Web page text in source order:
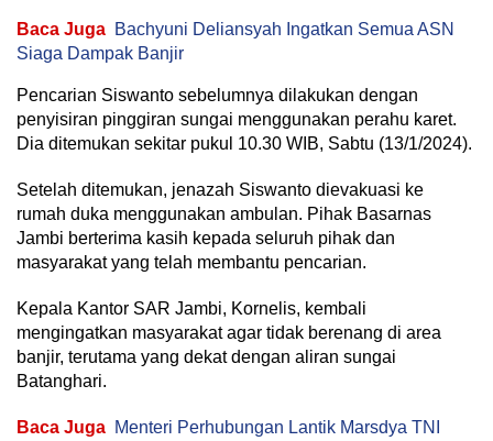
Baca Juga Bachyuni Deliansyah Ingatkan Semua ASN
Siaga Dampak Banjir
Pencarian Siswanto sebelumnya dilakukan dengan
penyisiran pinggiran sungai menggunakan perahu karet.
Dia ditemukan sekitar pukul 10.30 WIB, Sabtu (13/1/2024).
Setelah ditemukan, jenazah Siswanto dievakuasi ke
rumah duka menggunakan ambulan. Pihak Basarnas
Jambi berterima kasih kepada seluruh pihak dan
masyarakat yang telah membantu pencarian.
Kepala Kantor SAR Jambi, Kornelis, kembali
mengingatkan masyarakat agar tidak berenang di area
banjir, terutama yang dekat dengan aliran sungai
Batanghari.
Baca Juga Menteri Perhubungan Lantik Marsdya TNI